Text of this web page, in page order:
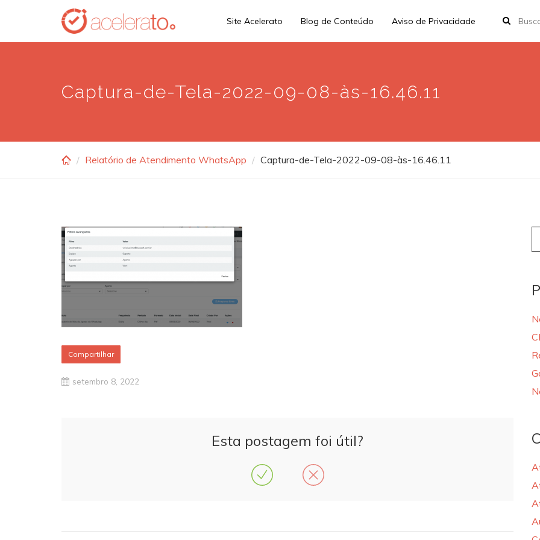
main
Site Acelerato Blog de Conteúdo Aviso de Privacidade
Captura-de-Tela-2022-09-08-às-16.46.11
Relatório de Atendimento WhatsApp Captura-de-Tela-2022-09-08-às-16.46.11
Compartilhar
setembro 8, 2022
Esta postagem foi útil?